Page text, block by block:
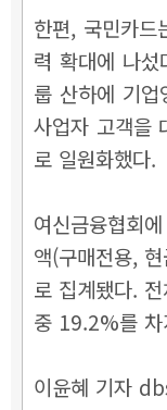
한편, 국민카드
력 확대에 나
룹 산하에 기업
사업자 고객을
로 일원화했다.
여신금융협회
액(구매전용,
로 집계됐다.
중 19.2%를 차
이윤혜 기자